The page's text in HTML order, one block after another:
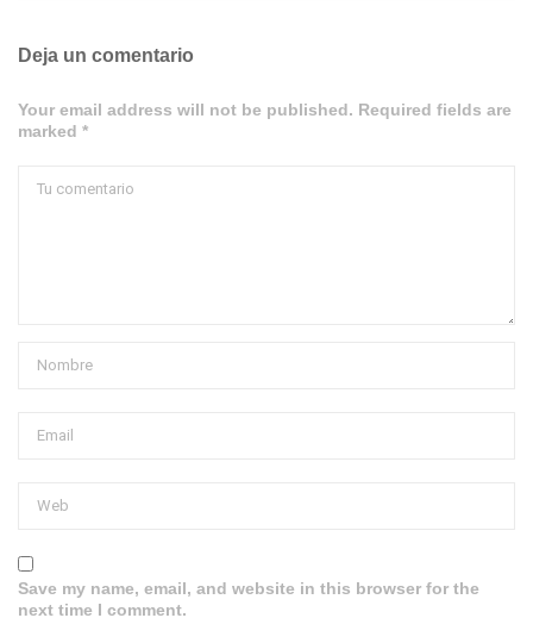
Deja un comentario
Your email address will not be published. Required fields are
marked *
Save my name, email, and website in this browser for the
next time I comment.